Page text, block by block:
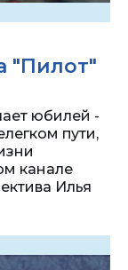
"Пилот"
юбилей -
пути,
канале
Илья